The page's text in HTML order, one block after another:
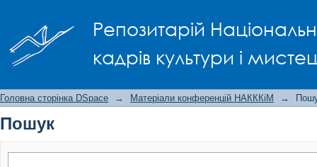
Репозитарій
кадрів культури і
Головна сторінка DSpace → Матеріали конференцій НАКККіМ →
Пошук